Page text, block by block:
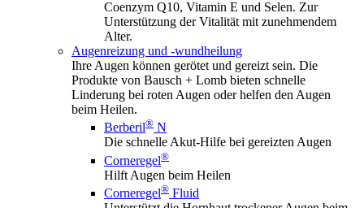
Coenzym Q10, Vitamin E und Selen. Zur
Unterstützung der Vitalität mit zunehmendem
Alter.
Augenreizung und -wundheilung
Ihre Augen können gerötet und gereizt sein. Die
Produkte von Bausch + Lomb bieten schnelle
Linderung bei roten Augen oder helfen den Augen
beim Heilen.
Berberil® N
Die schnelle Akut-Hilfe bei gereizten Augen
Corneregel®
Hilft Augen beim Heilen
Corneregel® Fluid